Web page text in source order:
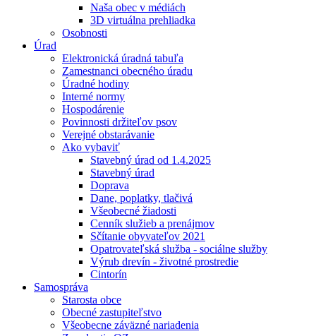
Naša obec v médiách
3D virtuálna prehliadka
Osobnosti
Úrad
Elektronická úradná tabuľa
Zamestnanci obecného úradu
Úradné hodiny
Interné normy
Hospodárenie
Povinnosti držiteľov psov
Verejné obstarávanie
Ako vybaviť
Stavebný úrad od 1.4.2025
Stavebný úrad
Doprava
Dane, poplatky, tlačivá
Všeobecné žiadosti
Cenník služieb a prenájmov
Sčítanie obyvateľov 2021
Opatrovateľská služba - sociálne služby
Výrub drevín - životné prostredie
Cintorín
Samospráva
Starosta obce
Obecné zastupiteľstvo
Všeobecne záväzné nariadenia